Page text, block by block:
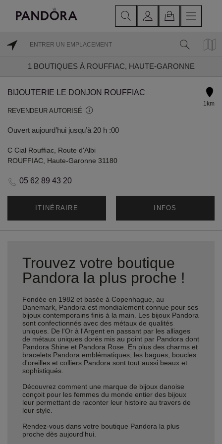
1 BOUTIQUES À ROUFFIAC, HAUTE-GARONNE
BIJOUTERIE LE DONJON ROUFFIAC
REVENDEUR AUTORISÉ
Ouvert aujourd’hui jusqu’à 20 h :00
1km
C Cial Rouffiac, Route d'Albi
ROUFFIAC, Haute-Garonne 31180
05 62 89 43 20
ITINÉRAIRE INFOS
Trouvez votre boutique
Pandora la plus proche !
Fondée en 1982 et basée à Copenhague, au
Danemark, Pandora est mondialement connue pour ses
bijoux contemporains finis à la main. Les bijoux Pandora
sont confectionnés avec des métaux de qualités
uniques. De l'Or à l'Argent en passant par les alliages
de métaux uniques dorés mis au point par Pandora dont
Pandora Shine et Pandora Rose. En plus des charms et
bracelets Pandora emblématiques, les bagues, boucles
d'oreilles et colliers Pandora sont tout aussi beaux et
sophistiqués.
Découvrez comment une marque de bijoux danoise
conçoit pour les femmes du monde entier des bijoux
leur permettant de raconter leur histoire au travers de
leur style.
Rendez-vous dans votre boutique Pandora la plus
proche dès aujourd'hui.